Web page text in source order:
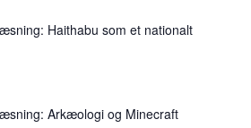
Haithabu som et nationalt
Arkæologi og Minecraft